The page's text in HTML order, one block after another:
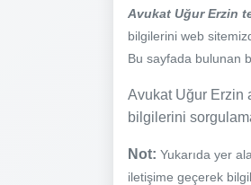
Avukat Uğur Erzin
bilgilerini web
Bu sayfada bulunan
Avukat Uğur Erzin
bilgilerini
Not: Yukarıda yer
iletişime geçerek